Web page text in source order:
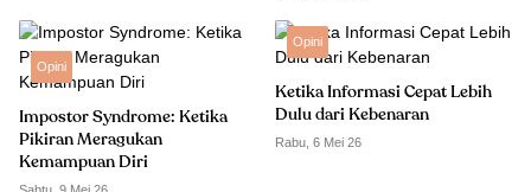
Opini
Impostor Syndrome: Ketika
Pikiran Meragukan
Kemampuan Diri
Opini
Ketika Informasi Cepat Lebih
Dulu dari Kebenaran
Rabu, 6 Mei 26